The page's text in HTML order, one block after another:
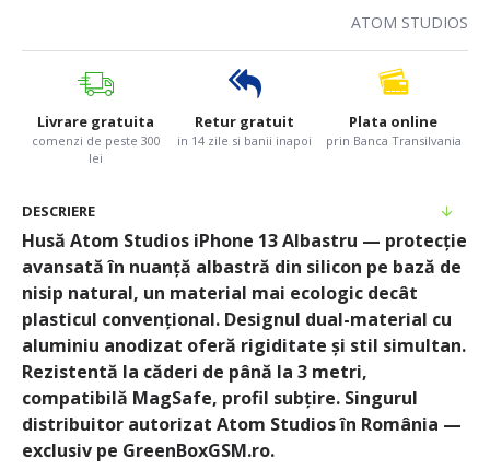
ATOM STUDIOS
Livrare gratuita
comenzi de peste 300
lei
Retur gratuit
in 14 zile si banii inapoi
Plata online
prin Banca Transilvania
DESCRIERE
Husă Atom Studios iPhone 13 Albastru — protecție
avansată în nuanță albastră din silicon pe bază de
nisip natural, un material mai ecologic decât
plasticul convențional. Designul dual-material cu
aluminiu anodizat oferă rigiditate și stil simultan.
Rezistentă la căderi de până la 3 metri,
compatibilă MagSafe, profil subțire. Singurul
distribuitor autorizat Atom Studios în România —
exclusiv pe GreenBoxGSM.ro.